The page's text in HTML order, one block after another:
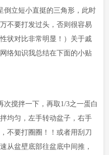
倒立短小直挺的三角形，此时
不要打发过头，否则很容易
状对比非常明显！）关于戚
络知识我总结在下面的小贴
次搅拌一下，再取1/3之一蛋白
均匀，左手转动盆子，右手
不要打圈圈！！或者用刮刀
从盆壁底部往盆底中间推，